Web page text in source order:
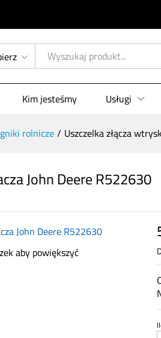
Kim jesteśmy Usługi
rolnicze/ Uszczelka złącza
John Deere R522630
aby powiększyć
John Deere R522630
Opinie (0)